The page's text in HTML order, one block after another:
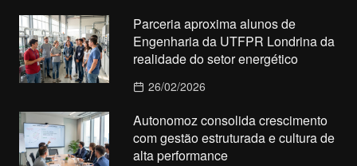
Parceria aproxima alunos de
Engenharia da UTFPR Londrina da
realidade do setor energético
26/02/2026
Autonomoz consolida crescimento
com gestão estruturada e cultura de
alta performance